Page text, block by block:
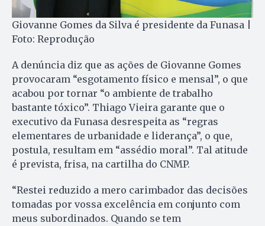
Giovanne Gomes da Silva é presidente da Funasa |
Foto: Reprodução
A denúncia diz que as ações de Giovanne Gomes
provocaram “esgotamento físico e mensal”, o que
acabou por tornar “o ambiente de trabalho
bastante tóxico”. Thiago Vieira garante que o
executivo da Funasa desrespeita as “regras
elementares de urbanidade e liderança”, o que,
postula, resultam em “assédio moral”. Tal atitude
é prevista, frisa, na cartilha do CNMP.
“Restei reduzido a mero carimbador das decisões
tomadas por vossa excelência em conjunto com
meus subordinados. Quando se tem